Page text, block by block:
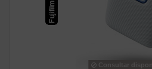
Consultar